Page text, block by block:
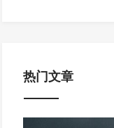
热门文章